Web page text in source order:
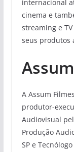
internacional
cinema e
streaming e
seus produtos
A Assum
produtor-
Audiovisual
Produção
SP e